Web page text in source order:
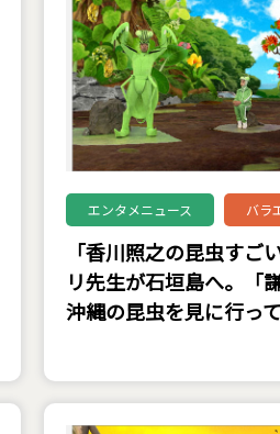
エンタメニュース バラ
「香川照之の昆虫すご
リ先生が石垣島へ。「
沖縄の昆虫を見に行っ